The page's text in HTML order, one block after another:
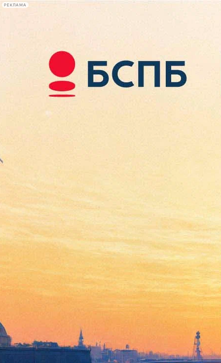
РЕКЛАМА
Сегодня:
2026.08.08
15:10
Афиша Plus
Арт-группа {родина} назвала
дату своей «смерти» и
приступает к
самоуничтожению
Версия для печати